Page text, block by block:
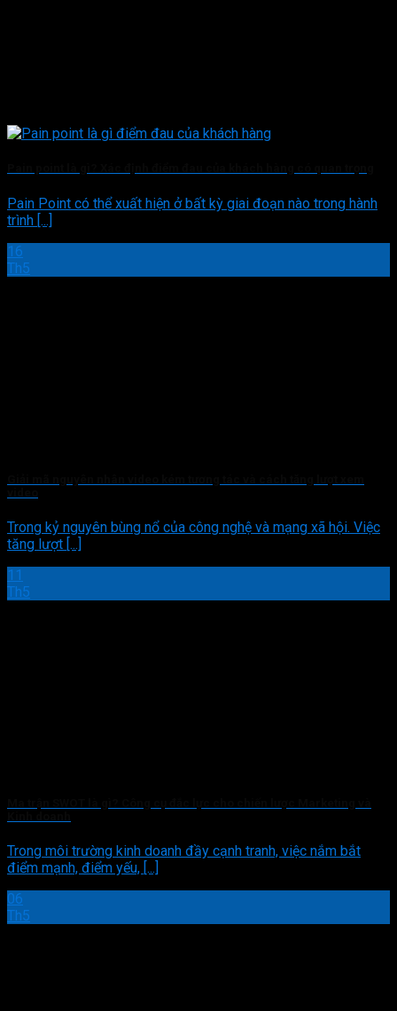
Pain Point có thể xuất hiện ở bất kỳ giai đoạn nào trong hành
trình [...]
16
Th5
Trong kỷ nguyên bùng nổ của công nghệ và mạng xã hội. Việc
tăng lượt [...]
11
Th5
Trong môi trường kinh doanh đầy cạnh tranh, việc nắm bắt
điểm mạnh, điểm yếu, [...]
06
Th5